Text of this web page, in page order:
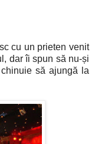
cu un prieten venit
dar îi spun să nu-și
să ajungă la